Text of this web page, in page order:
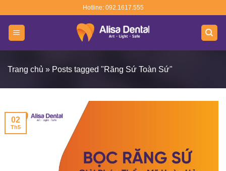
content
Hotline: 092.1617.555
Trang chủ » Posts tagged "Răng Sứ Toàn Sứ"
02
Th5